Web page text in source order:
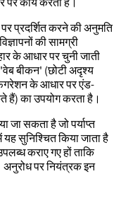
प्रदर्शित करने की अनुमति
की सामग्री
के आधार पर चुनी जाती
बीकन' (छोटी अदृश्य
के आधार पर एंड-
हैं) का उपयोग करता है।
जा सकता है जो पर्याप्त
सुनिश्चित किया जाता है
कराए गए हों ताकि
अनुरोध पर नियंत्रक इन